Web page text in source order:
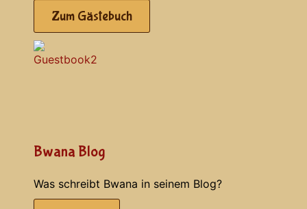
Zum Gästebuch
Bwana Blog
Was schreibt Bwana in seinem Blog?